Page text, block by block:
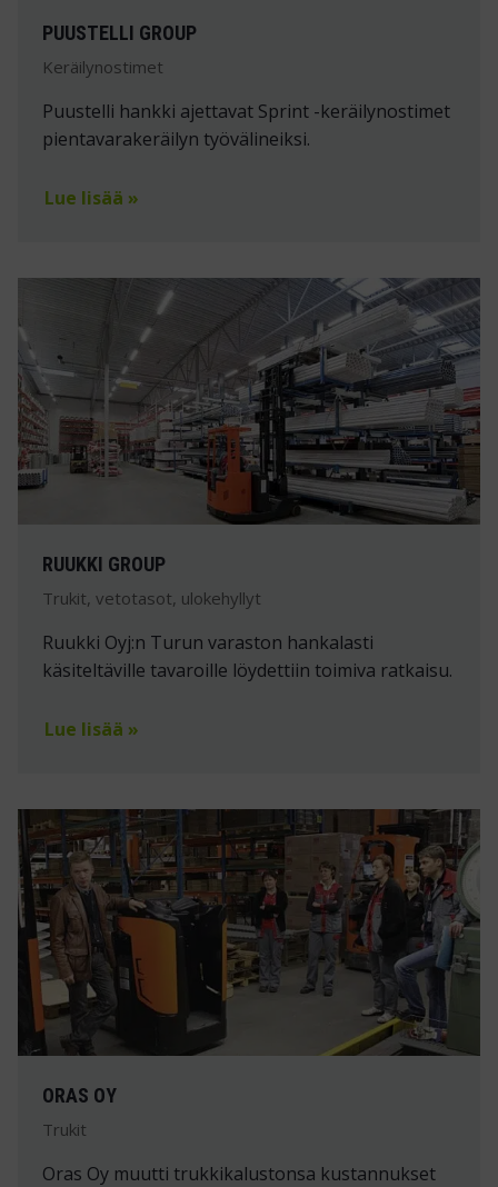
PUUSTELLI GROUP
Keräilynostimet
Puustelli hankki ajettavat Sprint -keräilynostimet
pientavarakeräilyn työvälineiksi.
Lue lisää »
RUUKKI GROUP
Trukit, vetotasot, ulokehyllyt
Ruukki Oyj:n Turun varaston hankalasti
käsiteltäville tavaroille löydettiin toimiva ratkaisu.
Lue lisää »
ORAS OY
Trukit
Oras Oy muutti trukkikalustonsa kustannukset